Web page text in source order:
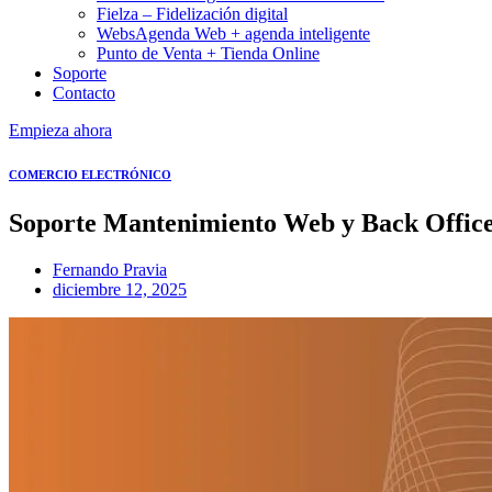
Fielza – Fidelización digital
WebsAgenda Web + agenda inteligente
Punto de Venta + Tienda Online
Soporte
Contacto
Empieza ahora
COMERCIO ELECTRÓNICO
Soporte Mantenimiento Web y Back
Fernando Pravia
diciembre 12, 2025